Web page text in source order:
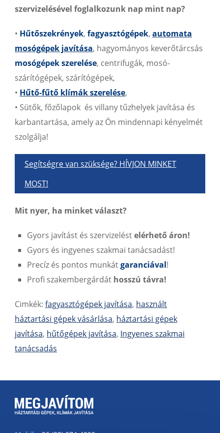
szervizelésével foglalkozunk nap mint nap?
• Hűtőszekrények, fagyasztógépek, automata
mosógépek javítása, hagyományos keverőtárcsás
mosógépek szerelése, centrifugák, mosó-
szárítógépek, szárítógépek,
• Hűtő-fűtő klímák szerelése,
• Sütők, főzőlapok és villany tűzhelyek javítása és
karbantartása, amely az Ön mindennapi kényelmét
szolgálja!
Segítségre van szüksége? HÍVJON MINKET
MOST!
Mit nyer, ha minket választ?
Gyors javítást és szervizeléstelérhető áron!
Gyors és ingyenes szakmai tanácsadást!
Precíz és pontos munkátgaranciával!
Profi szakembergárdát hosszú távra!
Cimkék: fagyasztógépek javítása, használt
háztartási gépek vásárlása, háztartási gépek
javítása, hűtőgépek javítása, Ingyenes szakmai
tanácsadás